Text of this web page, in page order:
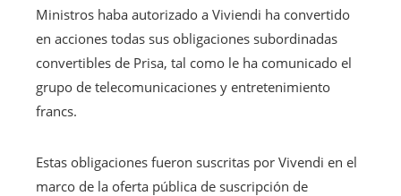
Ministros haba autorizado a Viviendi ha convertido
en acciones todas sus obligaciones subordinadas
convertibles de Prisa, tal como le ha comunicado el
grupo de telecomunicaciones y entretenimiento
francs.
Estas obligaciones fueron suscritas por Vivendi en el
marco de la oferta pública de suscripción de